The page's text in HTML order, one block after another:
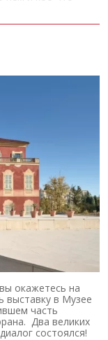
окажетесь на
выставку в Музее
часть
Два великих
состоялся!